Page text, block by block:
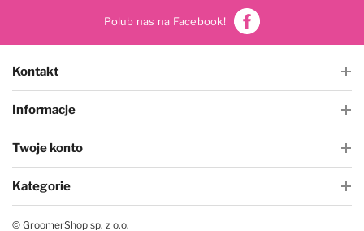
Polub nas na Facebook!
Kontakt
Informacje
Twoje konto
Kategorie
© GroomerShop sp. z o.o.